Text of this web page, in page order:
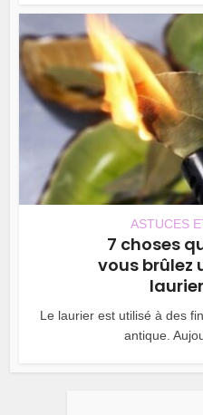
ASTUCES
7 choses
vous brûlez
Le laurier est utilisé à des
antique.